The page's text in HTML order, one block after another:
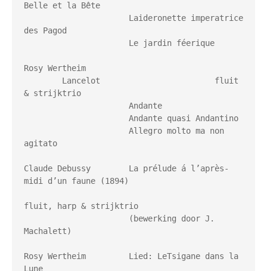
Belle et la Bête
des Pagod
Rosy Wertheim
Lancelot                        fluit
& strijktrio
agitato
Claude Debussy        La prélude á l’après-
midi d’un faune (1894)
fluit, harp & strijktrio
Machalett)
Rosy Wertheim         Lied: LeTsigane dans la
Lune